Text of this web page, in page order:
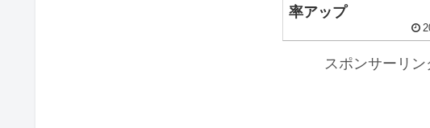
率アップ
スポンサーリン